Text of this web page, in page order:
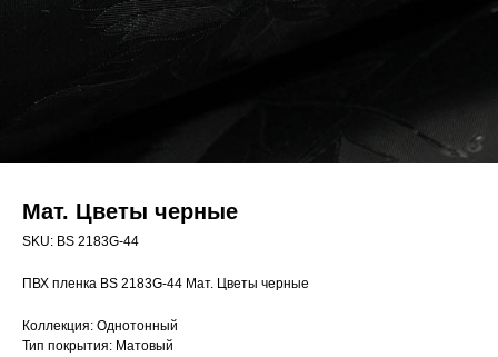
Мат. Цветы черные
SKU: BS 2183G-44
ПВХ пленка BS 2183G-44 Мат. Цветы черные
Коллекция: Однотонный
Тип покрытия: Матовый